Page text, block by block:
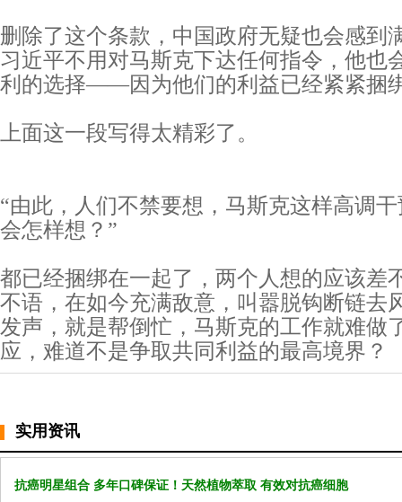
删除了这个条款，中国政府无疑也会感到
习近平不用对马斯克下达任何指令，他也
利的选择——因为他们的利益已经紧紧捆
上面这一段写得太精彩了。
“由此，人们不禁要想，马斯克这样高调
会怎样想？”
都已经捆绑在一起了，两个人想的应该差
不语，在如今充满敌意，叫嚣脱钩断链去
发声，就是帮倒忙，马斯克的工作就难做
应，难道不是争取共同利益的最高境界？
实用资讯
抗癌明星组合 多年口碑保证！天然植物萃取 有效对抗癌细胞